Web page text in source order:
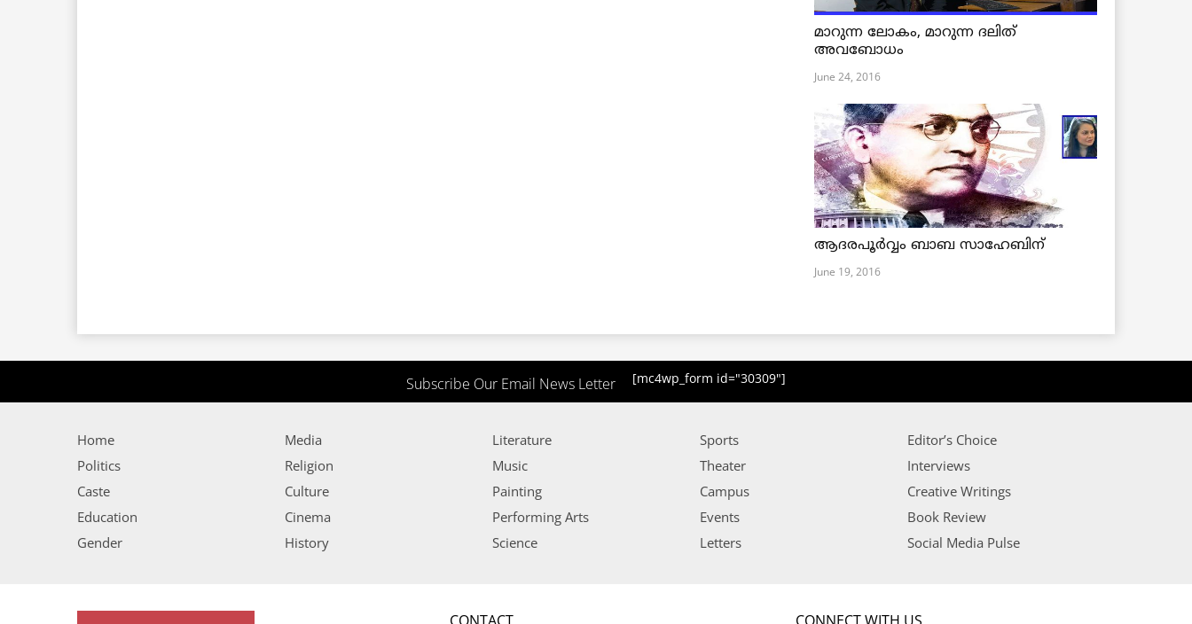
മാറുന്ന ലോകം, മാറുന്ന ദലിത്
അവബോധം
June 24, 2016
ആദരപൂര്‍വ്വം ബാബ സാഹേബിന്
June 19, 2016
Subscribe Our Email News Letter [mc4wp_form id="30309"]
Home
Politics
Caste
Education
Gender
Media
Religion
Culture
Cinema
History
Literature
Music
Painting
Performing Arts
Science
Sports
Theater
Campus
Events
Letters
Editor’s Choice
Interviews
Creative Writings
Book Review
Social Media Pulse